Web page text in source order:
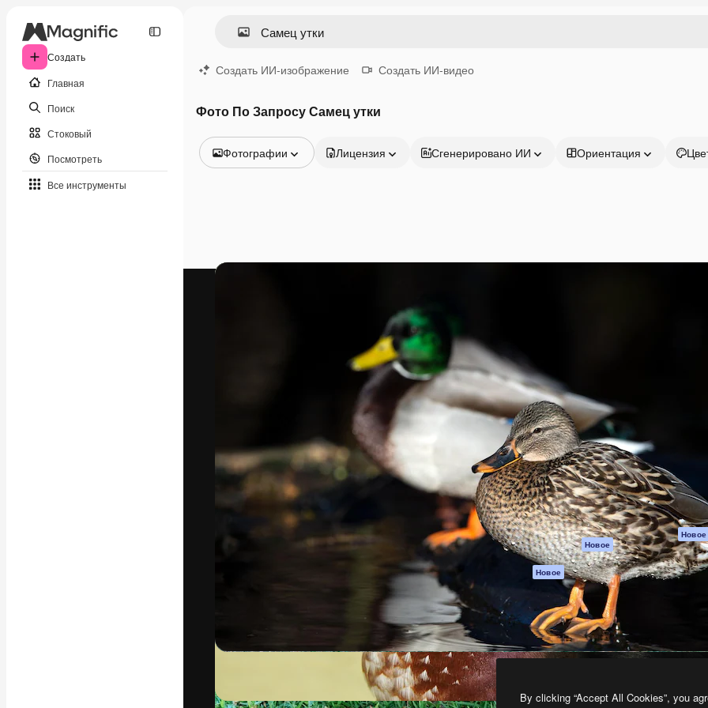
Создать
Главная
Поиск
Стоковый
Посмотреть
Все инструменты
Создать ИИ-изображение Создать ИИ-видео
Фото По Запросу Самец утки
Фотографии
Видео
Лицензия Сгенерировано ИИ Ориентация
Креативная платформа для создания
ваших лучших работ. Более 1 миллиона
подписчиков среди креаторов,
предприятий, агентств и студий.
Pусский
Spaces
ИИ-помощник
Генератор
изображений ИИ
Генератор видео
ИИ
Генератор голоса
на основе ИИ
Стоковый контент
MCP для
Claude/ChatGPT
Новое
Новое
Мобильное
приложение
Все инструменты
Magnific
Пакету ИИ
Служба
поддержки
Условия и
положения
Политика
Оригиналы Новое
Политика
cookie
Центр доверия
Предприятие
By clicking “Accept All Cookies”, you